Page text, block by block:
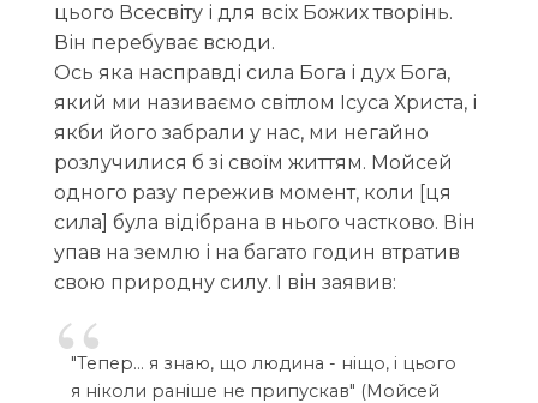
цього Всесвіту і для всіх Божих творінь.
Він перебуває всюди.
Ось яка насправді сила Бога і дух Бога,
який ми називаємо світлом Ісуса Христа, і
якби його забрали у нас, ми негайно
розлучилися б зі своїм життям. Мойсей
одного разу пережив момент, коли [ця
сила] була відібрана в нього частково. Він
упав на землю і на багато годин втратив
свою природну силу. І він заявив:
"Тепер... я знаю, що людина - ніщо, і цього
я ніколи раніше не припускав" (Мойсей